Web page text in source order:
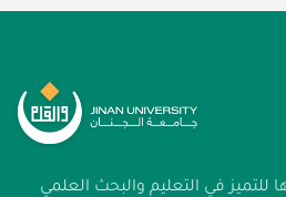
في التعليم والبحث العلمي